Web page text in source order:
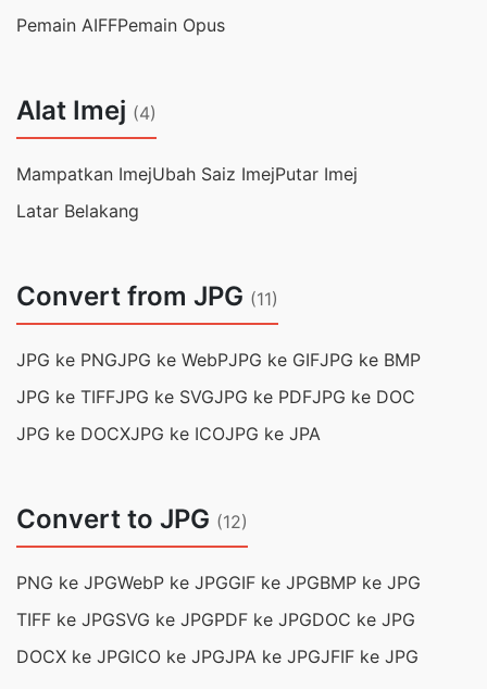
Pemain AIFFPemain Opus
Alat Imej (4)
Mampatkan ImejUbah Saiz ImejPutar Imej
Latar Belakang
Convert from JPG (11)
JPG ke PNGJPG ke WebPJPG ke GIFJPG ke BMP
JPG ke TIFFJPG ke SVGJPG ke PDFJPG ke DOC
JPG ke DOCXJPG ke ICOJPG ke JPA
Convert to JPG (12)
PNG ke JPGWebP ke JPGGIF ke JPGBMP ke JPG
TIFF ke JPGSVG ke JPGPDF ke JPGDOC ke JPG
DOCX ke JPGICO ke JPGJPA ke JPGJFIF ke JPG